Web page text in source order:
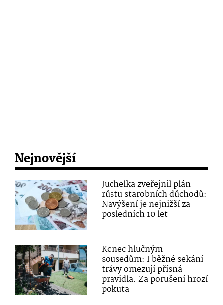
Nejnovější
Juchelka zveřejnil plán
růstu starobních důchodů:
Navýšení je nejnižší za
posledních 10 let
Konec hlučným
sousedům: I běžné sekání
trávy omezují přísná
pravidla. Za porušení hrozí
pokuta